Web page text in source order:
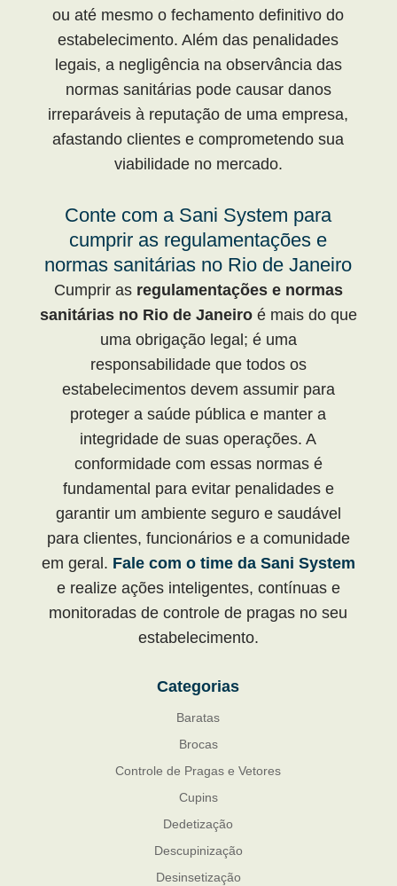
ou até mesmo o fechamento definitivo do
estabelecimento. Além das penalidades
legais, a negligência na observância das
normas sanitárias pode causar danos
irreparáveis à reputação de uma empresa,
afastando clientes e comprometendo sua
viabilidade no mercado.
Conte com a Sani System para
cumprir as regulamentações e
normas sanitárias no Rio de Janeiro
Cumprir as regulamentações e normas
sanitárias no Rio de Janeiroé mais do que
uma obrigação legal; é uma
responsabilidade que todos os
estabelecimentos devem assumir para
proteger a saúde pública e manter a
integridade de suas operações. A
conformidade com essas normas é
fundamental para evitar penalidades e
garantir um ambiente seguro e saudável
para clientes, funcionários e a comunidade
em geral. Fale com o time da Sani System
e realize ações inteligentes, contínuas e
monitoradas de controle de pragas no seu
estabelecimento.
Categorias
Baratas
Brocas
Controle de Pragas e Vetores
Cupins
Dedetização
Descupinização
Desinsetização